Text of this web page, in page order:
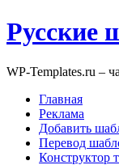
Русские
WP-Templates.ru –
Главная
Реклама
Добавить
Перевод
Конструктор